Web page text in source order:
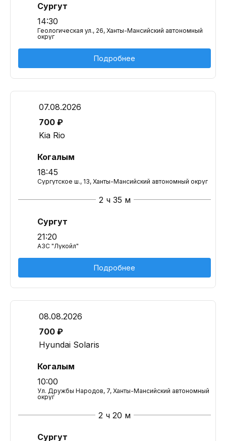
Сургут
14:30
Геологическая ул., 26, Ханты-Мансийский автономный
округ
Подробнее
07.08.2026
700 ₽
Kia Rio
Когалым
18:45
Сургутское ш., 13, Ханты-Мансийский автономный округ
2 ч 35 м
Сургут
21:20
АЗС "Лукойл"
Подробнее
08.08.2026
700 ₽
Hyundai Solaris
Когалым
10:00
Ул. Дружбы Народов, 7, Ханты-Мансийский автономный
округ
2 ч 20 м
Сургут